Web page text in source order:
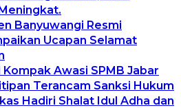
Banyuwangi Resmi
Ucapan Selamat
Awasi SPMB Jabar
Terancam Sanksi Hukum
Hadiri Shalat Idul Adha dan